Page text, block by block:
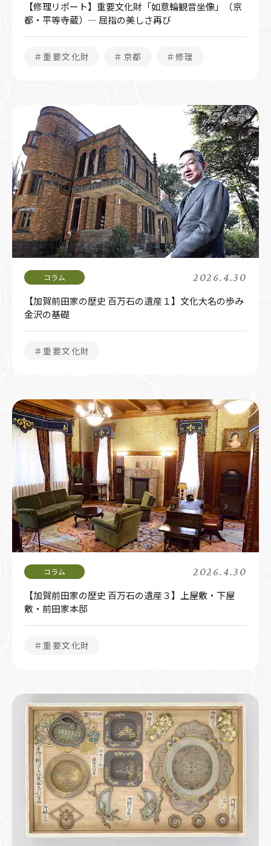
【修理リポート】重要文化財「如意輪観音坐像」（京
都・平等寺蔵）― 屈指の美しさ再び
＃重要文化財 ＃京都 ＃修理
2026.4.30
【加賀前田家の歴史 百万石の遺産１】文化大名の歩み
金沢の基礎
＃重要文化財
2026.4.30
【加賀前田家の歴史 百万石の遺産３】上屋敷・下屋
敷・前田家本邸
＃重要文化財